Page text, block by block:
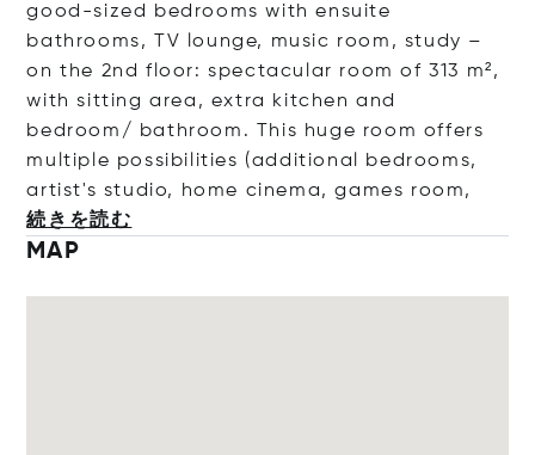
good-sized bedrooms with ensuite
bathrooms, TV lounge, music room, study –
on the 2nd floor: spectacular room of 313 m²,
with sitting area, extra kitchen and
bedroom/ bathroom. This huge room offers
multiple possibilities (additional bedrooms,
artist's studio, home cinema, games room,
続きを読む
MAP